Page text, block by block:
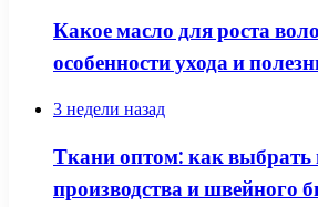
Какое масло для роста
особенности ухода и
3 недели назад
Ткани оптом: как
производства и швейного